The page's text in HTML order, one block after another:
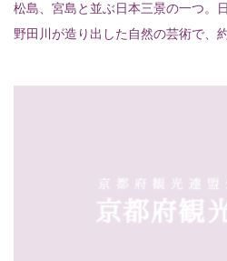
松島、宮島と並ぶ日本三景の一つ。
野田川が造り出した自然の芸術で、
る。当地...